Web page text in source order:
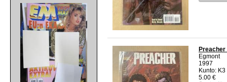
Egmont
1997
Kunto:
5.00 €